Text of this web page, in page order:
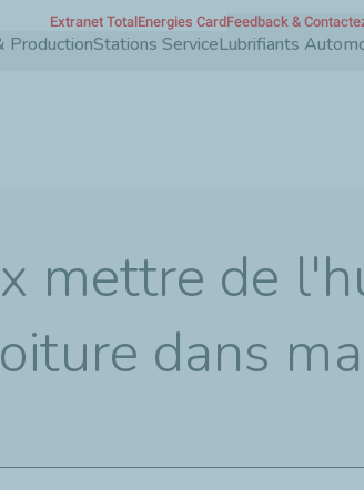
Aller
ProductionStations ServiceLubrifiants
Extranet TotalEnergies CardFeedback &
mettre de
dans